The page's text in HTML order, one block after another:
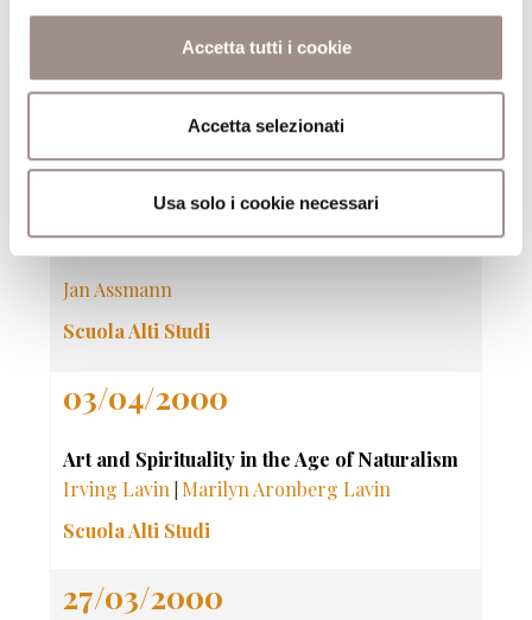
Accetta tutti i cookie
Accetta selezionati
Usa solo i cookie necessari
Francisco Jarauta
Scuola Alti Studi
08/05/2000
History, Memory, Writing
Jan Assmann
Scuola Alti Studi
03/04/2000
Art and Spirituality in the Age of Naturalism
Irving Lavin Marilyn Aronberg Lavin
Scuola Alti Studi
27/03/2000